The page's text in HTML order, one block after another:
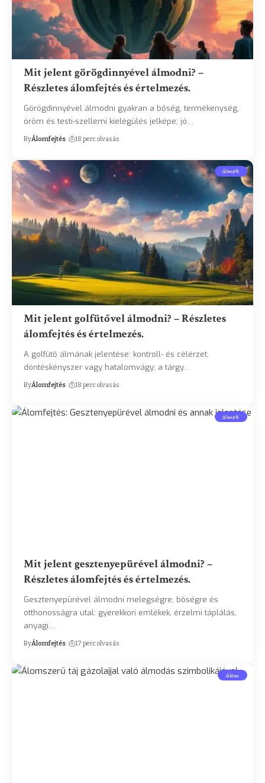
Mit jelent görögdinnyével álmodni? –
Részletes álomfejtés és értelmezés.
Görögdinnyével álmodni gyakran a bőség, termékenység,
öröm és testi-szellemi kielégülés jelképe; jó…
ByÁlomfejtés 18 perc olvasás
álmok
Mit jelent golfütővel álmodni? – Részletes
álomfejtés és értelmezés.
A golfütő álmának jelentése: kontroll- és célérzet,
döntéskényszer vagy hatalomvágy; a tárgy…
ByÁlomfejtés 18 perc olvasás
álmok
Mit jelent gesztenyepürével álmodni? –
Részletes álomfejtés és értelmezés.
Gesztenyepürével álmodni melegségre, bőségre és
otthonosságra utal: gyerekkori emlékek, érzelmi táplálás,
anyagi…
ByÁlomfejtés 17 perc olvasás
álom